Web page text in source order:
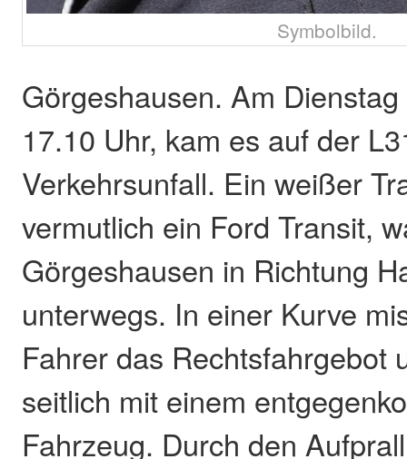
Symbolbild.
Görgeshausen. Am
17.10 Uhr, kam es auf der
Verkehrsunfall. Ein weißer
vermutlich ein Ford Transit,
Görgeshausen in Richtung
unterwegs. In einer Kurve
Fahrer das Rechtsfahrgebot
seitlich mit einem
Fahrzeug. Durch den